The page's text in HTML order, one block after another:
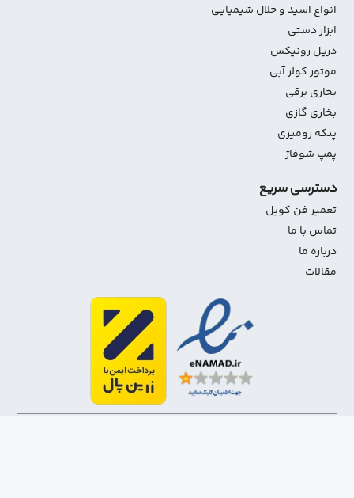
انواع اسید و حلال شیمیایی
ابزار دستی
دریل رونیکس
موتور کولر آبی
بخاری برقی
بخاری گازی
پنکه رومیزی
پمپ شوفاژ
دسترسی سریع
تعمیر فن کویل
تماس با ما
درباره ما
مقالات